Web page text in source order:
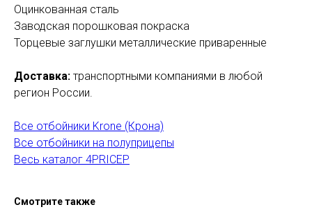
Оцинкованная сталь
Заводская порошковая покраска
Торцевые заглушки металлические приваренные
Доставка: транспортными компаниями в любой
регион России.
Все отбойники Krone (Крона)
Все отбойники на полуприцепы
Весь каталог 4PRICEP
Смотрите также